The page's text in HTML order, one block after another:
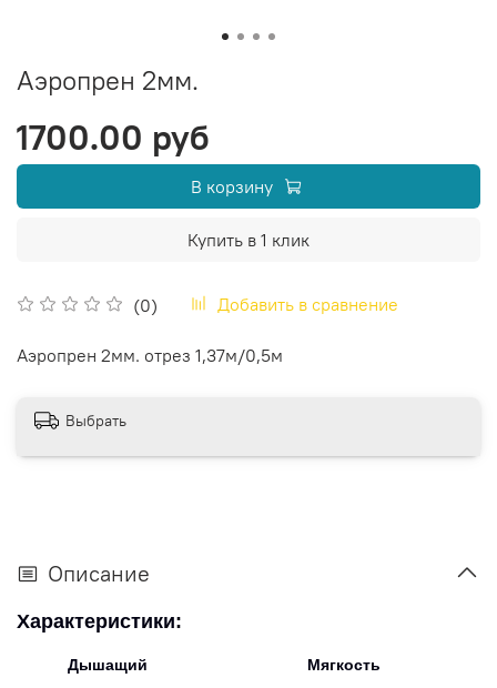
Аэропрен 2мм.
(0) Добавить в сравнение
1700.00 руб
В корзину
Купить в 1 клик
Аэропрен 2мм. отрез 1,37м/0,5м
Выбрать
Описание
Характеристики:
Дышащий Мягкость